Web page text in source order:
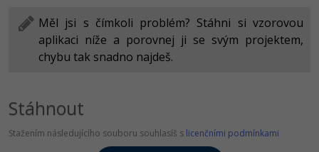
Měl jsi s čímkoli problém? Stáhni si vzorovou
aplikaci níže a porovnej ji se svým projektem,
chybu tak snadno najdeš.
Stáhnout
Stažením následujícího souboru souhlasíš s licenčními podmínkami